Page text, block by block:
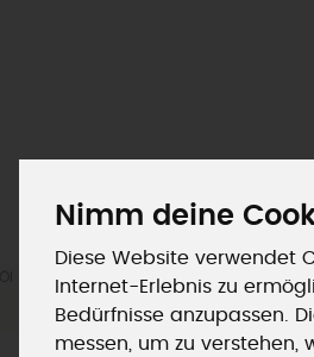
Nimm deine
Diese Website verwendet
Internet-Erlebnis zu
Bedürfnisse anzupassen.
messen, um zu verstehen,